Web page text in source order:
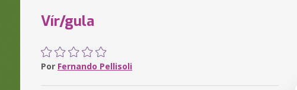
Vír/gula
Por Fernando Pellisoli